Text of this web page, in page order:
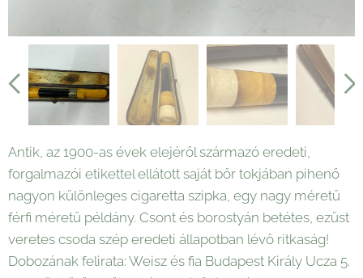
Antik, az 1900-as évek elejéről származó eredeti,
forgalmazói etikettel ellátott saját bőr tokjában pihenő
nagyon különleges cigaretta szipka, egy nagy méretű
férfi méretű példány. Csont és borostyán betétes, ezüst
veretes csoda szép eredeti állapotban lévő ritkaság!
Dobozának felirata: Weisz és fia Budapest Király Ucza 5.